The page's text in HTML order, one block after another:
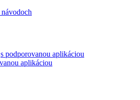
s podporovanou aplikáciou
aplikáciou